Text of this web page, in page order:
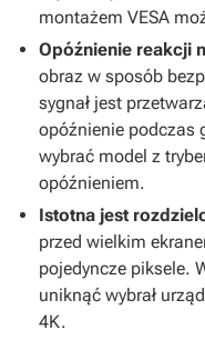
montażem VESA
Opóźnienie reakcji
obraz w sposób
sygnał jest
opóźnienie podczas
wybrać model z
opóźnieniem.
Istotna jest
przed wielkim
pojedyncze piksele.
uniknąć wybrał
4K.